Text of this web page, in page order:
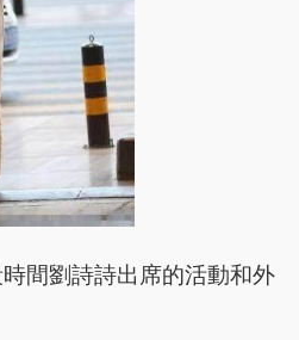
間劉詩詩出席的活動和外